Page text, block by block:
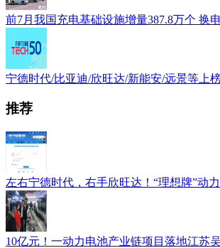
前7月我国充电基础设施增量387.8万个 换
宁德时代/比亚迪/欣旺达/新能安/远景等上
推荐
左右宁德时代，右手欣旺达！“理想牌”动
10亿元！一动力电池产业链项目落地江苏